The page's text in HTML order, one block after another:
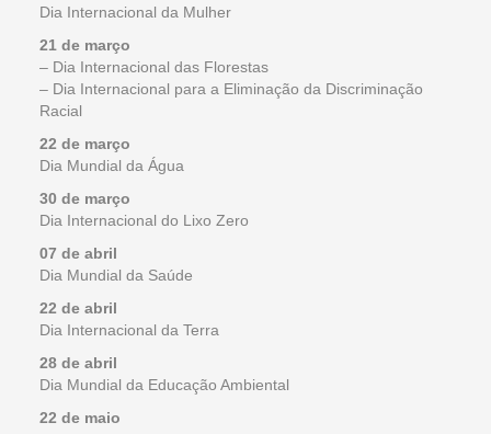
Dia Internacional da Mulher
21 de março
– Dia Internacional das Florestas
– Dia Internacional para a Eliminação da Discriminação
Racial
22 de março
Dia Mundial da Água
30 de março
Dia Internacional do Lixo Zero
07 de abril
Dia Mundial da Saúde
22 de abril
Dia Internacional da Terra
28 de abril
Dia Mundial da Educação Ambiental
22 de maio